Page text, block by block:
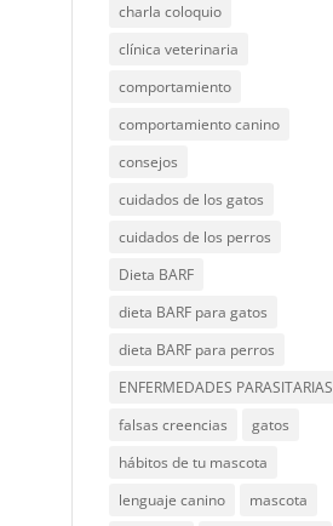
charla coloquio
clínica veterinaria
comportamiento
comportamiento canino
consejos
cuidados de los gatos
cuidados de los perros
Dieta BARF
dieta BARF para gatos
dieta BARF para perros
ENFERMEDADES PARASITARIAS
falsas creencias
gatos
hábitos de tu mascota
lenguaje canino
mascota